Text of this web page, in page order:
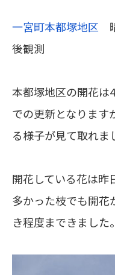
一宮町本都塚地区
後観測
本都塚地区の開花は
での更新となります
る様子が見て取れま
開花している花は昨
多かった枝でも開花
き程度まできました。